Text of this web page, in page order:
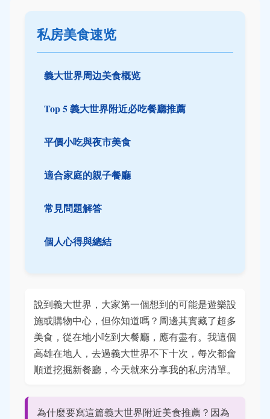
私房美食速览
義大世界周边美食概览
Top 5 義大世界附近必吃餐廳推薦
平價小吃與夜市美食
適合家庭的親子餐廳
常見問題解答
個人心得與總結
說到義大世界，大家第一個想到的可能是遊樂設
施或購物中心，但你知道嗎？周邊其實藏了超多
美食，從在地小吃到大餐廳，應有盡有。我這個
高雄在地人，去過義大世界不下十次，每次都會
順道挖掘新餐廳，今天就來分享我的私房清單。
為什麼要寫這篇義大世界附近美食推薦？因為